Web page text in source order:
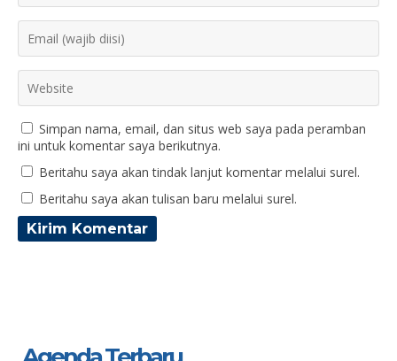
Simpan nama, email, dan situs web saya pada peramban
ini untuk komentar saya berikutnya.
Beritahu saya akan tindak lanjut komentar melalui surel.
Beritahu saya akan tulisan baru melalui surel.